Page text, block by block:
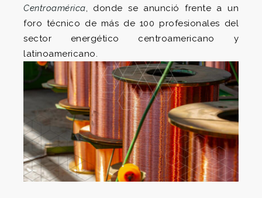
Centroamérica , donde se anunció frente a un
foro técnico de más de 100 profesionales del
sector energético centroamericano y
latinoamericano.